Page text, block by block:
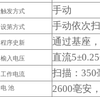
触发方式 手动
设第方式 手动依次
程序史新 通过基座
榆入电压 直流5±0.25
工作电流 扫描： 350
电 池 2600亳安